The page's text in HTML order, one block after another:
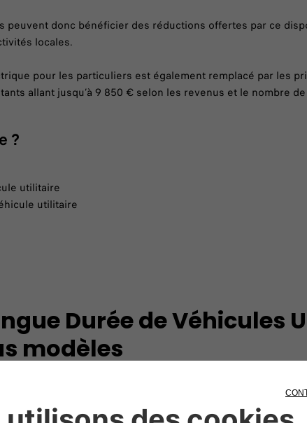
donc bénéficier des réductions offertes par ce
locales.
pour les particuliers est également remplacé par les
allant jusqu’à 9 850 € selon les revenus et le nombre
?
utilitaire
utilitaire
Durée de Véhicules
modèles